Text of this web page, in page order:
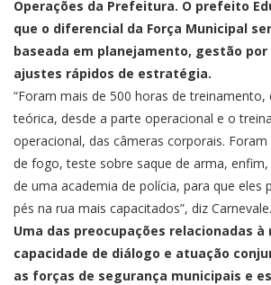
Operações da Prefeitura. O prefeito
que o diferencial da Força Municipal
baseada em planejamento, gestão por
ajustes rápidos de estratégia.
“Foram mais de 500 horas de treinamento,
teórica, desde a parte operacional e o
operacional, das câmeras corporais.
de fogo, teste sobre saque de arma,
de uma academia de polícia, para que eles
pés na rua mais capacitados”, diz Carnevale.
Uma das preocupações relacionadas à
capacidade de diálogo e atuação
as forças de segurança municipais e